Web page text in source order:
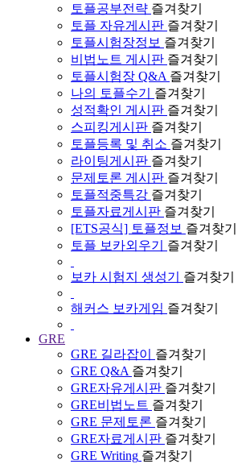
토플공부전략 즐겨찾기
토플 자유게시판 즐겨찾기
토플시험장정보 즐겨찾기
비법노트 게시판 즐겨찾기
토플시험장 Q&A 즐겨찾기
나의 토플수기
즐겨찾기
성적확인 게시판 즐겨찾기
스피킹게시판 즐겨찾기
토플등록 및 취소 즐겨찾기
라이팅게시판 즐겨찾기
문제토론 게시판 즐겨찾기
토플적중특강 즐겨찾기
토플자료게시판 즐겨찾기
[ETS공식] 토플정보 즐겨찾기
토플 보카외우기
즐겨찾기
보카 시험지 생성기 즐겨찾기
해커스 보카게임 즐겨찾기
GRE
GRE 길라잡이
즐겨찾기
GRE Q&A 즐겨찾기
GRE자유게시판 즐겨찾기
GRE비법노트 즐겨찾기
GRE 문제토론 즐겨찾기
GRE자료게시판 즐겨찾기
GRE Writing 즐겨찾기